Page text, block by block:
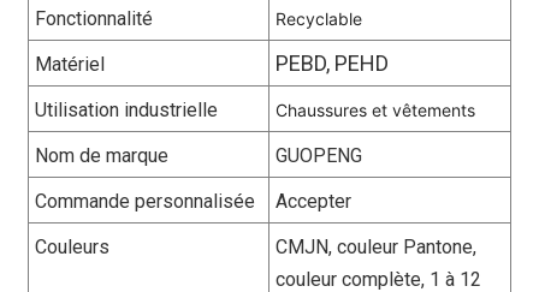
Fonctionnalité Recyclable
Matériel PEBD, PEHD
Utilisation industrielle Chaussures et vêtements
Nom de marque
GUOPENG
Commande personnalisée
Accepter
Couleurs
CMJN, couleur Pantone,
couleur complète, 1 à 12